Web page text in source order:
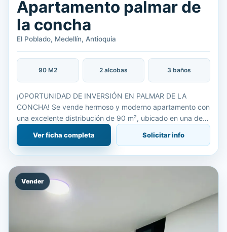
Apartamento palmar de
la concha
El Poblado, Medellín, Antioquia
90 M2 2 alcobas 3 baños
¡OPORTUNIDAD DE INVERSIÓN EN PALMAR DE LA
CONCHA! Se vende hermoso y moderno apartamento con
una excelente distribución de 90 m², ubicado en una de
las zonas con mayor valorización. En la Torre 1 (piso 5),
este hogar des
Ver ficha completa Solicitar info
Vender